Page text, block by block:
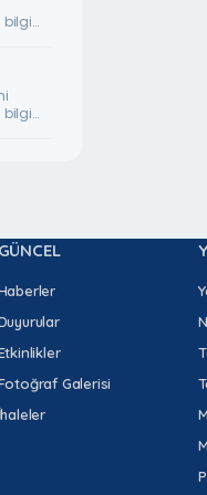
bilgi
bilgi
GÜNCEL
Galerisi
İhaleler